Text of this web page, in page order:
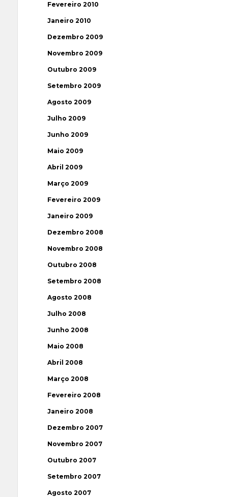
Fevereiro 2010
Janeiro 2010
Dezembro 2009
Novembro 2009
Outubro 2009
Setembro 2009
Agosto 2009
Julho 2009
Junho 2009
Maio 2009
Abril 2009
Março 2009
Fevereiro 2009
Janeiro 2009
Dezembro 2008
Novembro 2008
Outubro 2008
Setembro 2008
Agosto 2008
Julho 2008
Junho 2008
Maio 2008
Abril 2008
Março 2008
Fevereiro 2008
Janeiro 2008
Dezembro 2007
Novembro 2007
Outubro 2007
Setembro 2007
Agosto 2007